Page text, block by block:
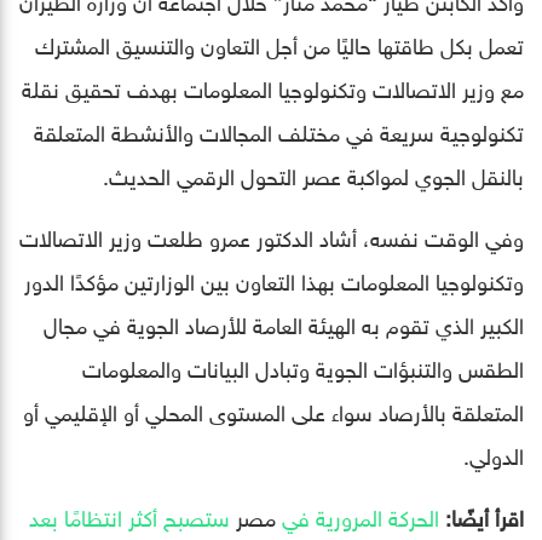
تعمل بكل طاقتها حاليًا من أجل التعاون والتنسيق المشترك
مع وزير الاتصالات وتكنولوجيا المعلومات بهدف تحقيق نقلة
تكنولوجية سريعة في مختلف المجالات والأنشطة المتعلقة
بالنقل الجوي لمواكبة عصر التحول الرقمي الحديث.
وفي الوقت نفسه، أشاد الدكتور عمرو طلعت وزير الاتصالات
وتكنولوجيا المعلومات بهذا التعاون بين الوزارتين مؤكدًا الدور
الكبير الذي تقوم به الهيئة العامة للأرصاد الجوية في مجال
الطقس والتنبؤات الجوية وتبادل البيانات والمعلومات
المتعلقة بالأرصاد سواء على المستوى المحلي أو الإقليمي أو
الدولي.
اقرأ أيضًا: الحركة المرورية فيمصر ستصبح أكثر انتظامًا بعد